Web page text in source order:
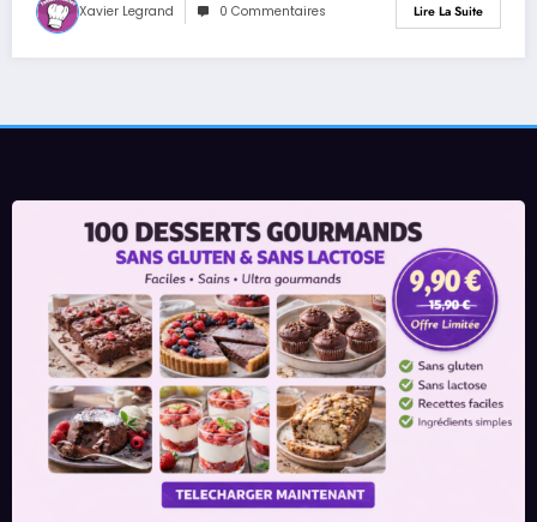
Xavier Legrand 0 Commentaires Lire La Suite